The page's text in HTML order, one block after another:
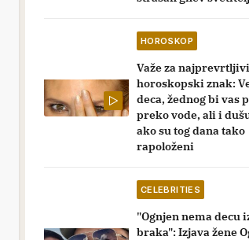
HOROSKOP
Važe za
horoskopski znak:
deca, žednog bi vas
preko vode, ali i
ako su tog dana tako
rapoloženi
CELEBRITIES
"Ognjen nema decu
braka": Izjava žene